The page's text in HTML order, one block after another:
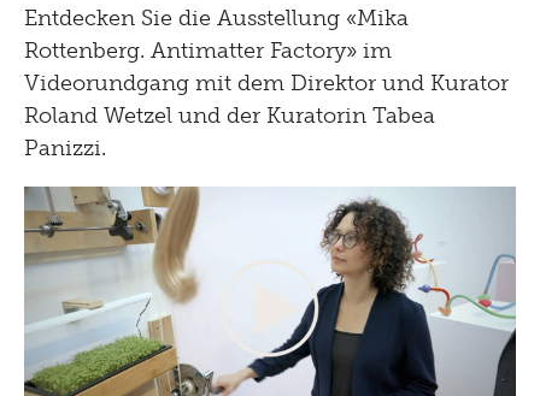
Entdecken Sie die Ausstellung «Mika
Rottenberg. Antimatter Factory» im
Videorundgang mit dem Direktor und Kurator
Roland Wetzel und der Kuratorin Tabea
Panizzi.